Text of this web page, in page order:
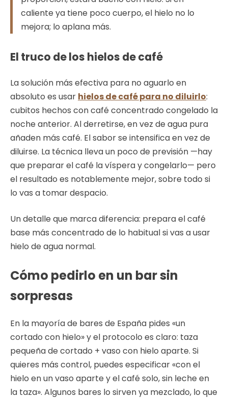
caliente ya tiene poco cuerpo, el hielo no lo
mejora; lo aplana más.
El truco de los hielos de café
La solución más efectiva para no aguarlo en
absoluto es usar hielos de café para no diluirlo:
cubitos hechos con café concentrado congelado la
noche anterior. Al derretirse, en vez de agua pura
añaden más café. El sabor se intensifica en vez de
diluirse. La técnica lleva un poco de previsión —hay
que preparar el café la víspera y congelarlo— pero
el resultado es notablemente mejor, sobre todo si
lo vas a tomar despacio.
Un detalle que marca diferencia: prepara el café
base más concentrado de lo habitual si vas a usar
hielo de agua normal.
Cómo pedirlo en un bar sin
sorpresas
En la mayoría de bares de España pides «un
cortado con hielo» y el protocolo es claro: taza
pequeña de cortado + vaso con hielo aparte. Si
quieres más control, puedes especificar «con el
hielo en un vaso aparte y el café solo, sin leche en
la taza». Algunos bares lo sirven ya mezclado, lo que